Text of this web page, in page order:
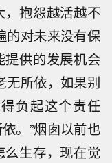
抱怨越活越不
对未来没有保
提供的发展机会
无所依，如果别
负起这个责任
。”烟囱以前也
么生存，现在觉